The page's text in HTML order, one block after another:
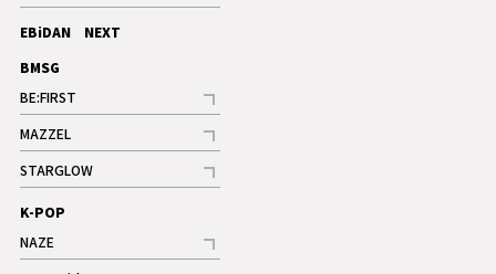
記事
EBiDAN NEXT
BMSG
BE:FIRST
記事
ギャラリー
MAZZEL
記事
ギャラリー
STARGLOW
記事
K-POP
NAZE
記事